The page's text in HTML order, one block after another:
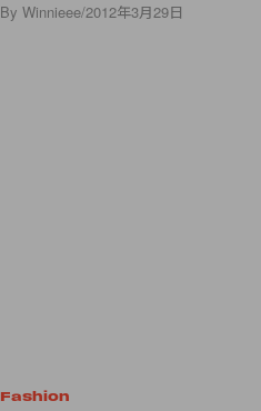
By Winnieee/2012年3月29日
Fashion